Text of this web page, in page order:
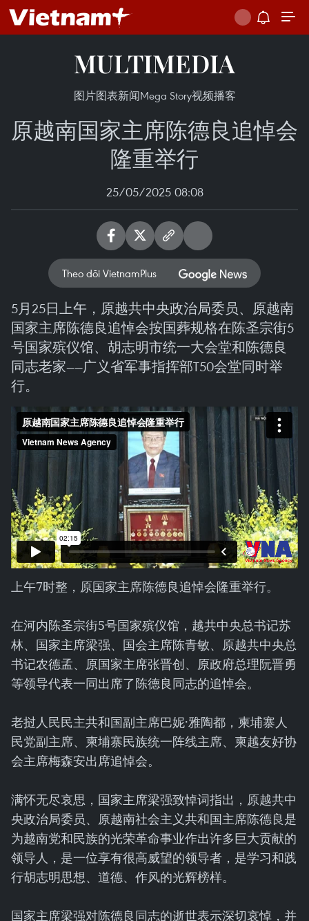
MULTIMEDIA
图片图表新闻Mega Story视频播客
原越南国家主席陈德良追悼会
隆重举行
25/05/2025 08:08
Theo dõi VietnamPlus
5月25日上午，原越共中央政治局委员、原越南
国家主席陈德良追悼会按国葬规格在陈圣宗街5
号国家殡仪馆、胡志明市统一大会堂和陈德良
同志老家——广义省军事指挥部T50会堂同时举
行。
上午7时整，原国家主席陈德良追悼会隆重举行。
在河内陈圣宗街5号国家殡仪馆，越共中央总书记苏
林、国家主席梁强、国会主席陈青敏、原越共中央总
书记农德孟、原国家主席张晋创、原政府总理阮晋勇
等领导代表一同出席了陈德良同志的追悼会。
老挝人民民主共和国副主席巴妮·雅陶都，柬埔寨人
民党副主席、柬埔寨民族统一阵线主席、柬越友好协
会主席梅森安出席追悼会。
满怀无尽哀思，国家主席梁强致悼词指出，原越共中
央政治局委员、原越南社会主义共和国主席陈德良是
为越南党和民族的光荣革命事业作出许多巨大贡献的
领导人，是一位享有很高威望的领导者，是学习和践
行胡志明思想、道德、作风的光辉榜样。
国家主席梁强对陈德良同志的逝世表示深切哀悼，并